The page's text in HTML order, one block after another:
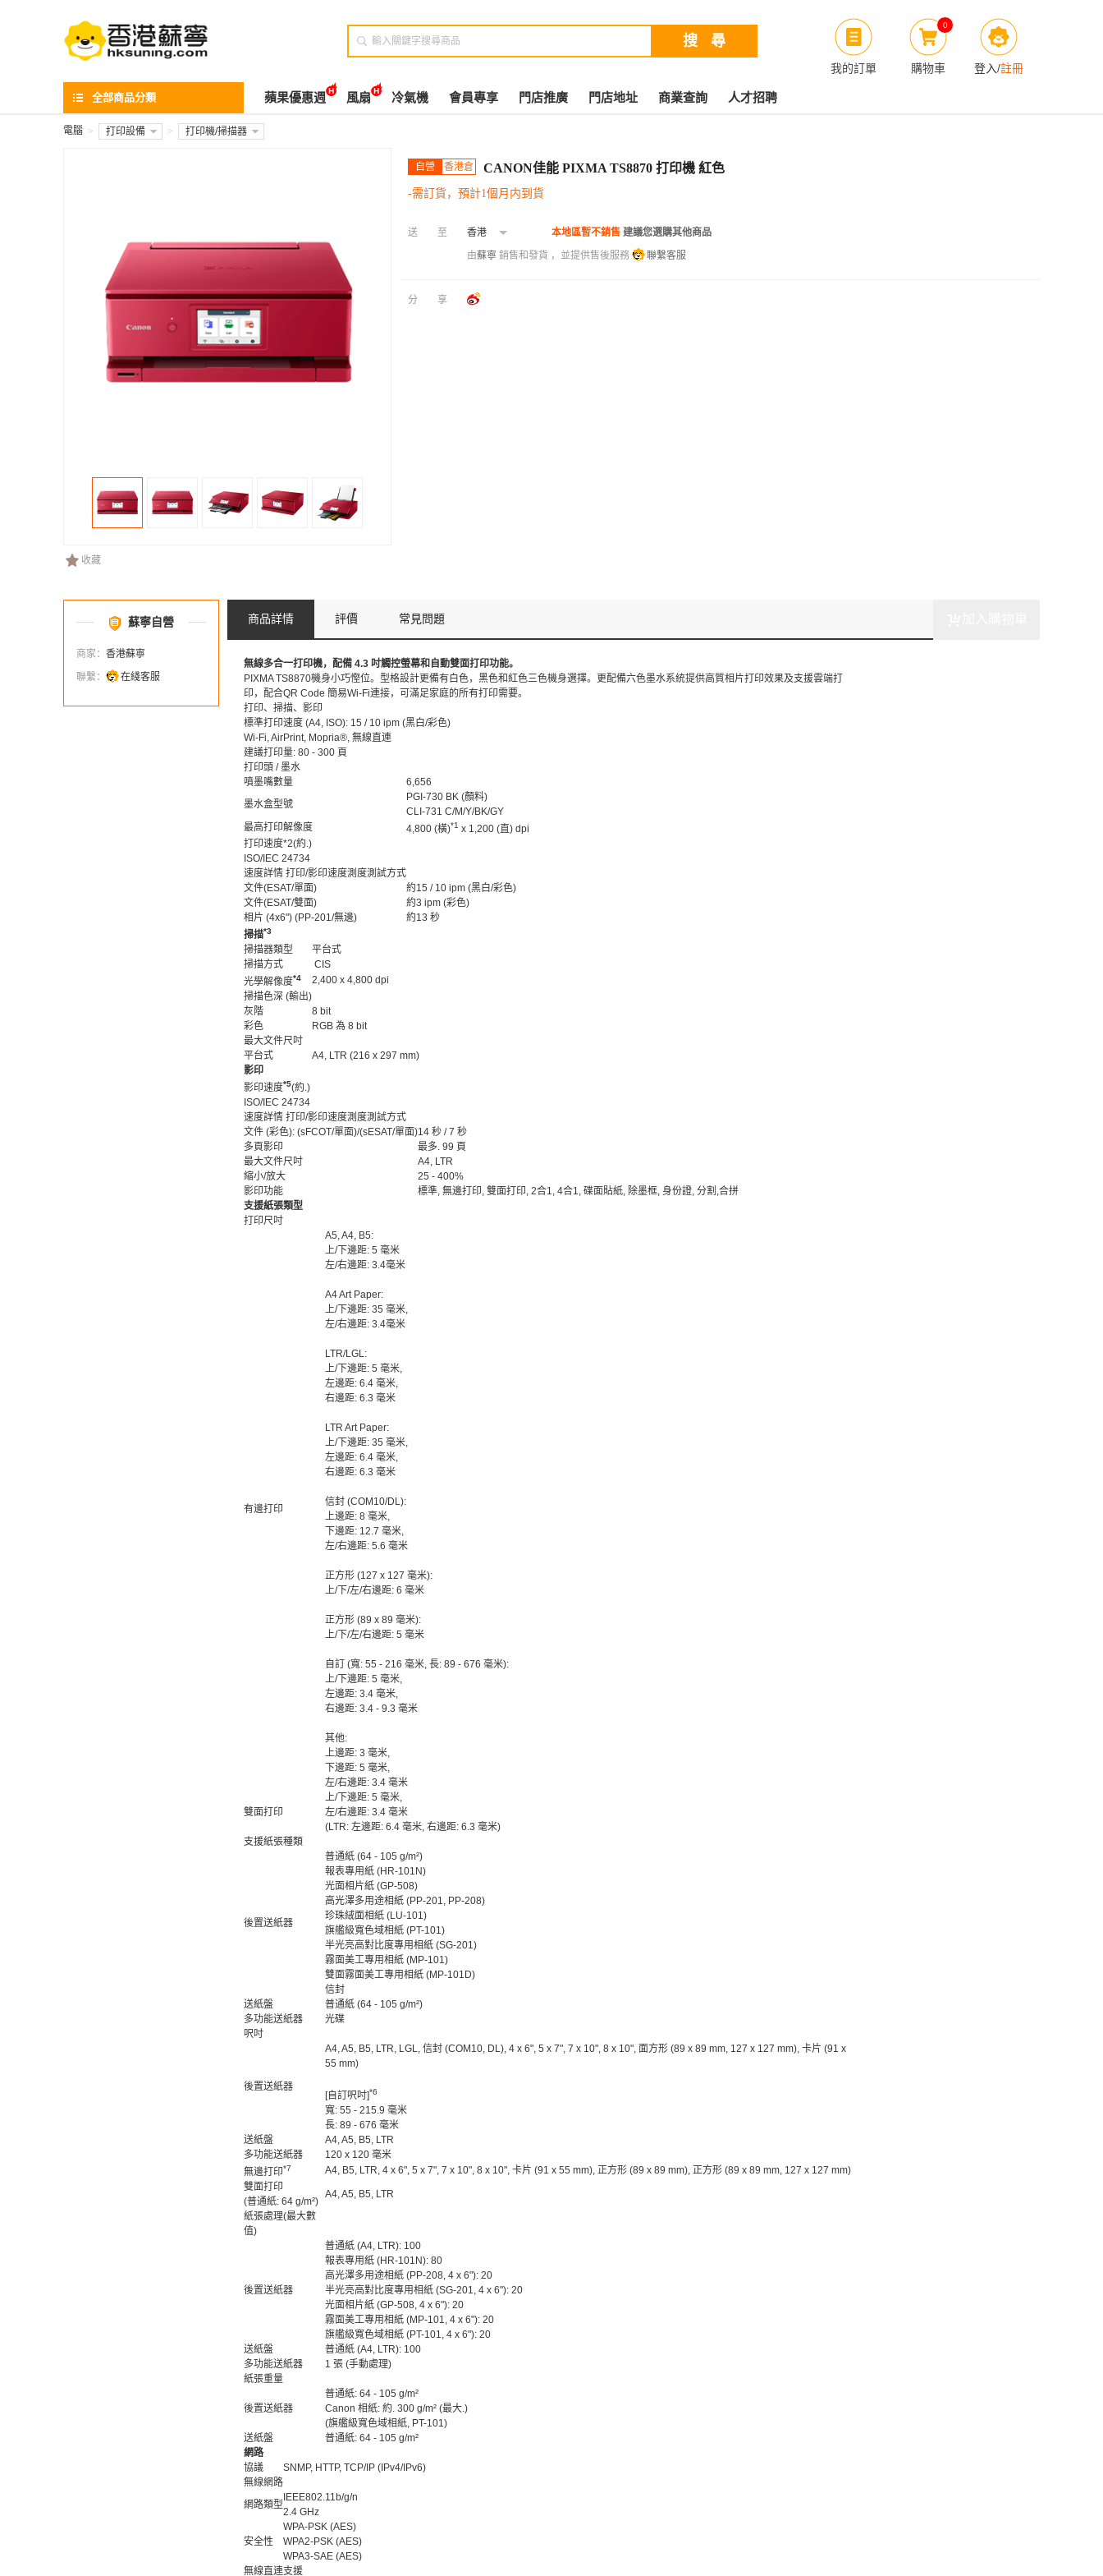
我的訂單
0
購物車 登入/註冊

全部商品分類 蘋果優惠週 風扇 冷氣機 會員專享 門店推廣 門店地址 商業查詢 人才招聘
電腦 > 打印設備 > 打印機/掃描器
收藏
自營 香港倉 CANON佳能 PIXMA TS8870 打印機 紅色
-需訂貨，預計1個月内到貨
送至 香港 本地區暫不銷售 建議您選購其他商品
由蘇寧 銷售和發貨 ，並提供售後服務 聯繫客服
分享
蘇寧自營
商家： 香港蘇寧
聯繫：
在綫客服
商品詳情 評價 常見問題
無線多合一打印機，配備 4.3 吋觸控螢幕和自動雙面打印功能。
PIXMA TS8870機身小巧慳位。型格設計更備有白色，黑色和紅色三色機身選擇。更配備六色墨水系統提供高質相片打印效果及支援雲端打
印，配合QR Code 簡易Wi-Fi連接，可滿足家庭的所有打印需要。
打印、掃描、影印
標準打印速度 (A4, ISO): 15 / 10 ipm (黑白/彩色)
Wi-Fi, AirPrint, Mopria®, 無線直連
建議打印量: 80 - 300 頁
打印頭 / 墨水
噴墨嘴數量
6,656
墨水盒型號
PGI-730 BK (顏料)
CLI-731 C/M/Y/BK/GY
最高打印解像度
4,800 (橫)*1 x 1,200 (直) dpi
打印速度*2(約.)
ISO/IEC 24734
速度詳情 打印/影印速度測度測試方式
文件(ESAT/單面)
約15 / 10 ipm (黑白/彩色)
文件(ESAT/雙面)
約3 ipm (彩色)
相片 (4x6") (PP-201/無邊)
約13 秒
掃描*3
掃描器類型
平台式
掃描方式
CIS
光學解像度*4
2,400 x 4,800 dpi
掃描色深 (輸出)
灰階
8 bit
彩色
RGB 為 8 bit
最大文件尺吋
平台式
A4, LTR (216 x 297 mm)
影印
影印速度*5(約.)
ISO/IEC 24734
速度詳情 打印/影印速度測度測試方式
文件 (彩色): (sFCOT/單面)/(sESAT/單面)14 秒 / 7 秒
多頁影印
最多. 99 頁
最大文件尺吋
A4, LTR
縮小/放大
25 - 400%
影印功能
標準, 無邊打印, 雙面打印, 2合1, 4合1, 碟面貼紙, 除墨框, 身份證, 分割,合拼
支援紙張類型
打印尺吋
有邊打印
A5, A4, B5:
上/下邊距: 5 毫米
左/右邊距: 3.4毫米
A4 Art Paper:
上/下邊距: 35 毫米,
左/右邊距: 3.4毫米
LTR/LGL:
上/下邊距: 5 毫米,
左邊距: 6.4 毫米,
右邊距: 6.3 毫米
LTR Art Paper:
上/下邊距: 35 毫米,
左邊距: 6.4 毫米,
右邊距: 6.3 毫米
信封 (COM10/DL):
上邊距: 8 毫米,
下邊距: 12.7 毫米,
左/右邊距: 5.6 毫米
正方形 (127 x 127 毫米):
上/下/左/右邊距: 6 毫米
正方形 (89 x 89 毫米):
上/下/左/右邊距: 5 毫米
自訂 (寬: 55 - 216 毫米, 長: 89 - 676 毫米):
上/下邊距: 5 毫米,
左邊距: 3.4 毫米,
右邊距: 3.4 - 9.3 毫米
其他:
上邊距: 3 毫米,
下邊距: 5 毫米,
左/右邊距: 3.4 毫米
雙面打印
上/下邊距: 5 毫米,
左/右邊距: 3.4 毫米
(LTR: 左邊距: 6.4 毫米, 右邊距: 6.3 毫米)
支援紙張種類
後置送紙器
普通紙 (64 - 105 g/m²)
報表專用紙 (HR-101N)
光面相片紙 (GP-508)
高光澤多用途相紙 (PP-201, PP-208)
珍珠絨面相紙 (LU-101)
旗艦級寬色域相紙 (PT-101)
半光亮高對比度專用相紙 (SG-201)
霧面美工專用相紙 (MP-101)
雙面霧面美工專用相紙 (MP-101D)
信封
送紙盤
普通紙 (64 - 105 g/m²)
多功能送紙器
光碟
呎吋
後置送紙器
A4, A5, B5, LTR, LGL, 信封 (COM10, DL), 4 x 6", 5 x 7", 7 x 10", 8 x 10", 面方形 (89 x 89 mm, 127 x 127 mm), 卡片 (91 x
55 mm)
[自訂呎吋]*6
寬: 55 - 215.9 毫米
長: 89 - 676 毫米
送紙盤
A4, A5, B5, LTR
多功能送紙器
120 x 120 毫米
無邊打印*7
A4, B5, LTR, 4 x 6", 5 x 7", 7 x 10", 8 x 10", 卡片 (91 x 55 mm), 正方形 (89 x 89 mm), 正方形 (89 x 89 mm, 127 x 127 mm)
雙面打印
(普通紙: 64 g/m²)
A4, A5, B5, LTR
紙張處理(最大數
值)
後置送紙器
普通紙 (A4, LTR): 100
報表專用紙 (HR-101N): 80
高光澤多用途相紙 (PP-208, 4 x 6"): 20
半光亮高對比度專用相紙 (SG-201, 4 x 6"): 20
光面相片紙 (GP-508, 4 x 6"): 20
霧面美工專用相紙 (MP-101, 4 x 6"): 20
旗艦級寬色域相紙 (PT-101, 4 x 6"): 20
送紙盤
普通紙 (A4, LTR): 100
多功能送紙器
1 張 (手動處理)
紙張重量
後置送紙器
普通紙: 64 - 105 g/m²
Canon 相紙: 約. 300 g/m² (最大.)
(旗艦級寬色域相紙, PT-101)
送紙盤
普通紙: 64 - 105 g/m²
網路
協議
SNMP, HTTP, TCP/IP (IPv4/IPv6)
無線網路
網路類型
IEEE802.11b/g/n
2.4 GHz
安全性
WPA-PSK (AES)
WPA2-PSK (AES)
WPA3-SAE (AES)
無線直連支援